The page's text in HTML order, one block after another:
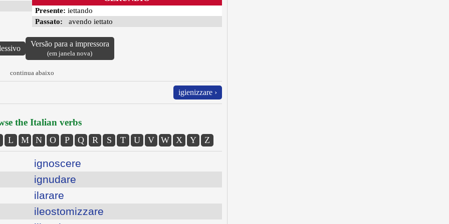
Presente: iettando
Passato: avendo iettato
Versão para a impressora
(em janela nova)
continua abaixo
igienizzare ›
the Italian verbs
L M N O P Q R S T U V W X Y Z
ignoscere
ignudare
ilarare
ileostomizzare